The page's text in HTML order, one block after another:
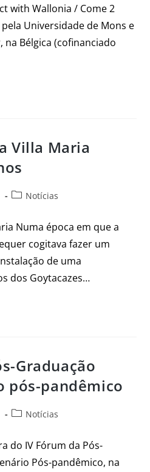
with Wallonia / Come 2
Universidade de Mons e
Bélgica (cofinanciado
Villa Maria
Notícias
Numa época em que a
cogitava fazer um
de uma
dos Goytacazes…
Graduação
pós-pandêmico
Notícias
do IV Fórum da Pós-
Pós-pandêmico, na